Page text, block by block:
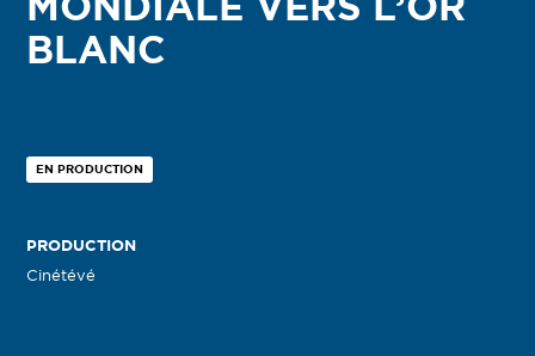
BLANC
EN PRODUCTION
PRODUCTION
Cinétévé